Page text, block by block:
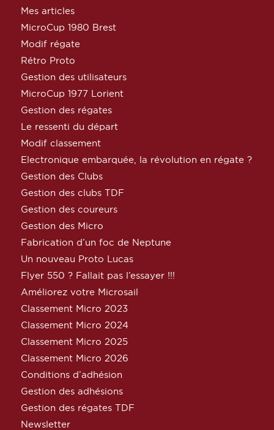
Mes articles
MicroCup 1980 Brest
Modif régate
Rétro Proto
Gestion des utilisateurs
MicroCup 1977 Lorient
Gestion des régates
Le ressenti du départ
Modif classement
Electronique embarquée, la révolution en régate ?
Gestion des Clubs
Gestion des clubs TDF
Gestion des coureurs
Gestion des Micro
Fabrication d’un foc de Neptune
Un nouveau Proto Lucas
Flyer 550 ? Fallait pas l’essayer !!!
Améliorez votre Microsail
Classement Micro 2023
Classement Micro 2024
Classement Micro 2025
Classement Micro 2026
Conditions d’adhésion
Gestion des adhésions
Gestion des régates TDF
Newsletter